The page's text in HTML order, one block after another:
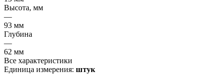
Высота, мм
—
93 мм
Глубина
—
62 мм
Все характеристики
Единица измерения: штук